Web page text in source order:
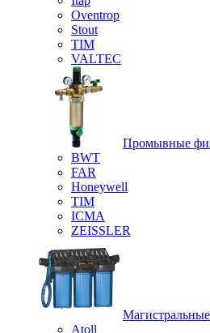
Oventrop
Stout
TIM
VALTEC
Промывные
BWT
FAR
Honeywell
TIM
ICMA
ZEISSLER
Atoll